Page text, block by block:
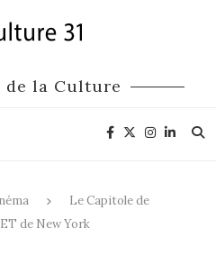
de la Culture
Le Capitole de
de New York